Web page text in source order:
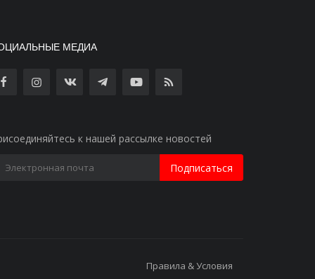
МЕДИА
к нашей рассылке новостей
Подписаться
Правила & Условия